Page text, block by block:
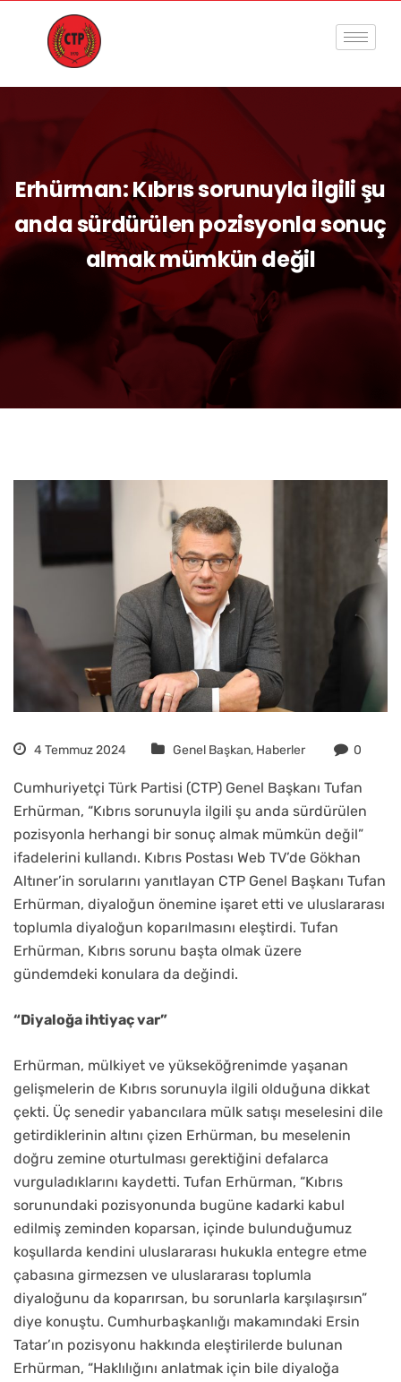
Erhürman: Kıbrıs sorunuyla ilgili şu
anda sürdürülen pozisyonla sonuç
almak mümkün değil
4 Temmuz 2024 Genel Başkan, Haberler 0
Cumhuriyetçi Türk Partisi (CTP) Genel Başkanı Tufan
Erhürman, “Kıbrıs sorunuyla ilgili şu anda sürdürülen
pozisyonla herhangi bir sonuç almak mümkün değil”
ifadelerini kullandı. Kıbrıs Postası Web TV’de Gökhan
Altıner’in sorularını yanıtlayan CTP Genel Başkanı Tufan
Erhürman, diyaloğun önemine işaret etti ve uluslararası
toplumla diyaloğun koparılmasını eleştirdi. Tufan
Erhürman, Kıbrıs sorunu başta olmak üzere
gündemdeki konulara da değindi.
“Diyaloğa ihtiyaç var”
Erhürman, mülkiyet ve yükseköğrenimde yaşanan
gelişmelerin de Kıbrıs sorunuyla ilgili olduğuna dikkat
çekti. Üç senedir yabancılara mülk satışı meselesini dile
getirdiklerinin altını çizen Erhürman, bu meselenin
doğru zemine oturtulması gerektiğini defalarca
vurguladıklarını kaydetti. Tufan Erhürman, “Kıbrıs
sorunundaki pozisyonunda bugüne kadarki kabul
edilmiş zeminden koparsan, içinde bulunduğumuz
koşullarda kendini uluslararası hukukla entegre etme
çabasına girmezsen ve uluslararası toplumla
diyaloğunu da koparırsan, bu sorunlarla karşılaşırsın”
diye konuştu. Cumhurbaşkanlığı makamındaki Ersin
Tatar’ın pozisyonu hakkında eleştirilerde bulunan
Erhürman, “Haklılığını anlatmak için bile diyaloğa